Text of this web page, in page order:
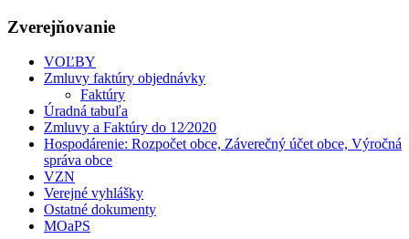
Zverejňovanie
VOĽBY
Zmluvy faktúry objednávky
Faktúry
Úradná tabuľa
Zmluvy a Faktúry do 12⁄2020
Hospodárenie: Rozpočet obce, Záverečný účet obce, Výročná
správa obce
VZN
Verejné vyhlášky
Ostatné dokumenty
MOaPS